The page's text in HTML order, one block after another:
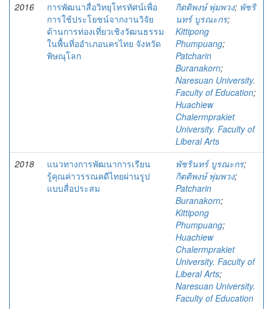
2016
การพัฒนาสื่อวิทยุโทรทัศน์เพื่อ
การใช้ประโยชน์จากงานวิจัย
ด้านการท่องเที่ยวเชิงวัฒนธรรม
ในพื้นที่ออำเภอนครไทย จังหวัด
พิษณุโลก
กิตติพงษ์ พุ่มพวง; พัชริ
นทร์ บูรณะกร;
Kittipong
Phumpuang;
Patcharin
Buranakorn;
Naresuan University.
Faculty of Education;
Huachiew
Chalermprakiet
University. Faculty of
Liberal Arts
2018
แนวทางการพัฒนาการเรียน
รู้คุณค่าวรรณคดีไทยผ่านรูป
แบบสื่อประสม
พัชรินทร์ บูรณะกร;
กิตติพงษ์ พุ่มพวง;
Patcharin
Buranakorn;
Kittipong
Phumpuang;
Huachiew
Chalermprakiet
University. Faculty of
Liberal Arts;
Naresuan University.
Faculty of Education